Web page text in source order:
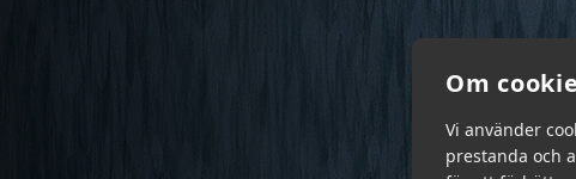
Om
Vi använder
prestanda och